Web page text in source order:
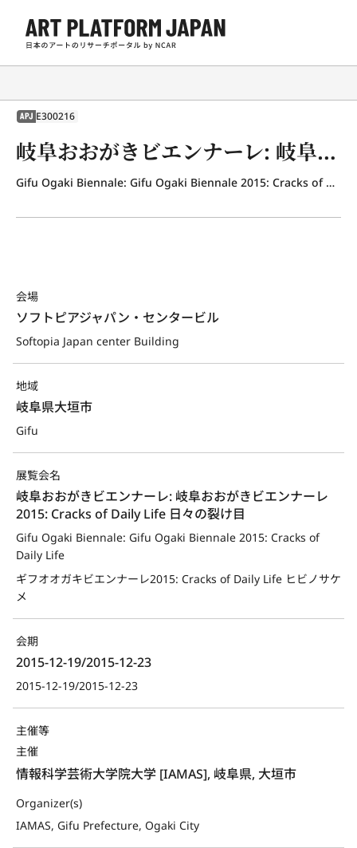
APJ E300216
岐阜おおがきビエンナーレ: 岐阜おおがきビエンナーレ2015: Cracks of Daily Life 日々の裂け目
Gifu Ogaki Biennale: Gifu Ogaki Biennale 2015: Cracks of Daily Life
会場
ソフトピアジャパン・センタービル
Softopia Japan center Building
地域
岐阜県大垣市
Gifu
展覧会名
岐阜おおがきビエンナーレ: 岐阜おおがきビエンナーレ
2015: Cracks of Daily Life 日々の裂け目
Gifu Ogaki Biennale: Gifu Ogaki Biennale 2015: Cracks of
Daily Life
ギフオオガキビエンナーレ2015: Cracks of Daily Life ヒビノサケ
メ
会期
2015-12-19/2015-12-23
2015-12-19/2015-12-23
主催等
主催
情報科学芸術大学院大学 [IAMAS], 岐阜県, 大垣市
Organizer(s)
IAMAS, Gifu Prefecture, Ogaki City